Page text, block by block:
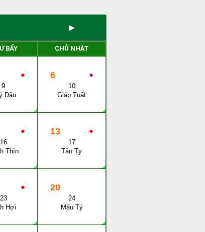
►
BẨY CHỦ NHẬT
●
9
Dậu
●
6
10
Giáp Tuất
●
16
Thìn
●
13
17
Tân Tỵ
●
23
Hợi
20
24
Mậu Tý